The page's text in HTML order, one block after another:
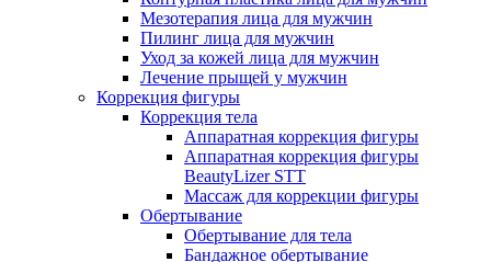
Мезотерапия лица для мужчин
Пилинг лица для мужчин
Уход за кожей лица для мужчин
Лечение прыщей у мужчин
Коррекция фигуры
Коррекция тела
Аппаратная коррекция фигуры
Аппаратная коррекция фигуры
BeautyLizer STT
Массаж для коррекции фигуры
Обертывание
Обертывание для тела
Бандажное обертывание